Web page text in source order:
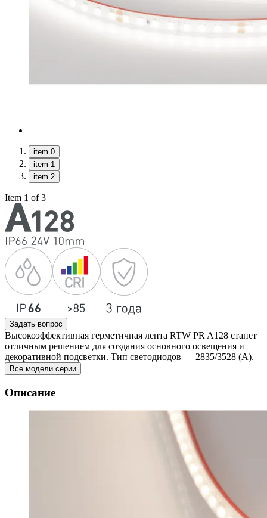
item 0
item 1
item 2
Item 1 of 3
Задать вопрос
Высокоэффективная герметичная лента RTW PR A128 станет
отличным решением для создания основного освещения и
декоративной подсветки. Тип светодиодов — 2835/3528 (А).
Все модели серии
Описание